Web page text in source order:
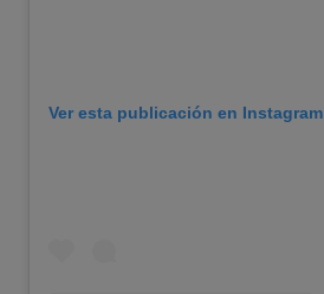
Ver esta publicación en Instagram